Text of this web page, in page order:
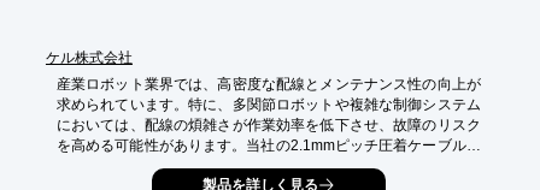
ケル株式会社
産業ロボット業界では、高密度な配線とメンテナンス性の向上が
求められています。特に、多関節ロボットや複雑な制御システム
においては、配線の煩雑さが作業効率を低下させ、故障のリスク
を高める可能性があります。当社の2.1mmピッチ圧着ケーブル用
コネクタ「FKシリーズ」は、省配線化を実現し、メンテナンス性
を向上させることで、これらの課題を解決します。
製品を詳しく見る